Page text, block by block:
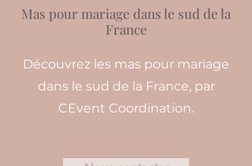
Mas pour mariage dans le sud de la
France
Découvrez les mas pour mariage
dans le sud de la France, par
CEvent Coordination.